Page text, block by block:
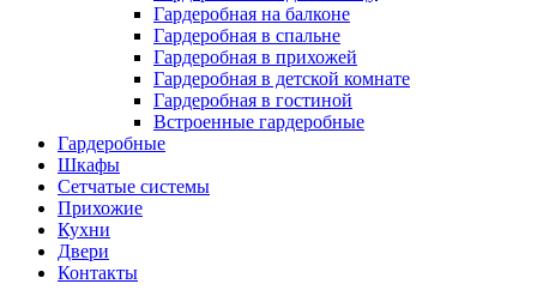
Гардеробная на балконе
Гардеробная в спальне
Гардеробная в прихожей
Гардеробная в детской комнате
Гардеробная в гостиной
Встроенные гардеробные
Гардеробные
Шкафы
Сетчатые системы
Прихожие
Кухни
Двери
Контакты